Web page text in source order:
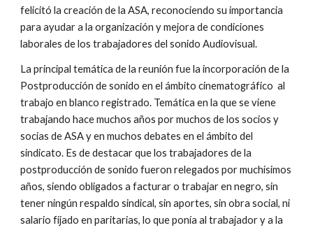
felicitó la creación de la ASA, reconociendo su importancia
para ayudar a la organización y mejora de condiciones
laborales de los trabajadores del sonido Audiovisual.
La principal temática de la reunión fue la incorporación de la
Postproducción de sonido en el ámbito cinematográfico al
trabajo en blanco registrado. Temática en la que se viene
trabajando hace muchos años por muchos de los socios y
socias de ASA y en muchos debates en el ámbito del
sindicato. Es de destacar que los trabajadores de la
postproducción de sonido fueron relegados por muchísimos
años, siendo obligados a facturar o trabajar en negro, sin
tener ningún respaldo sindical, sin aportes, sin obra social, ni
salario fijado en paritarias, lo que ponía al trabajador y a la